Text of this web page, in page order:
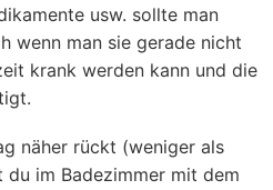
usw. sollte man
wenn man sie gerade nicht
krank werden kann und die
näher rückt (weniger als
du im Badezimmer mit dem